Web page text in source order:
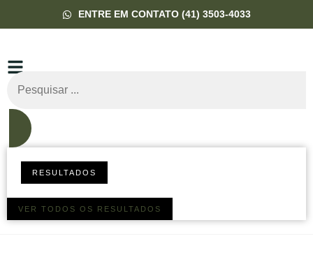
ENTRE EM CONTATO (41) 3503-4033
RESULTADOS
VER TODOS OS RESULTADOS